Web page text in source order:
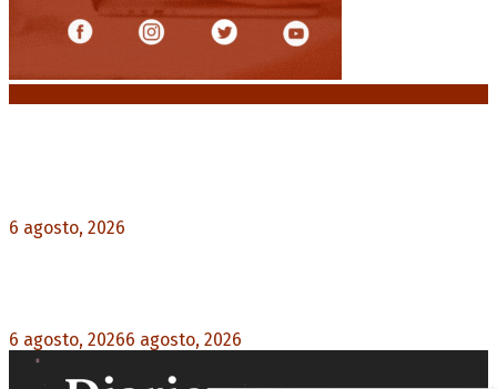
6 agosto, 2026
6 agosto, 20266 agosto, 2026